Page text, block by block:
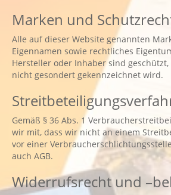
Marken und
Alle auf dieser Website genannten
Eigennamen sowie rechtliches
Hersteller oder Inhaber sind
nicht gesondert gekennzeichnet wird.
Gemäß § 36 Abs. 1
wir mit, dass wir nicht an einem
vor einer
auch AGB.
Widerrufsrecht und